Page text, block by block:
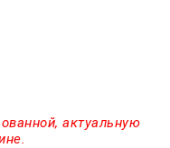
актуальную